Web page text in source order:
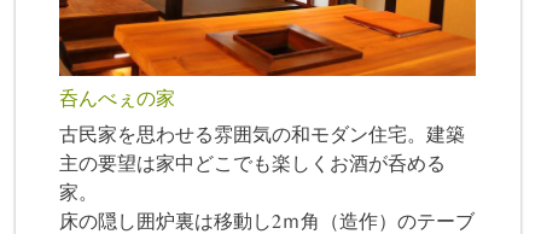
呑んべぇの家
古民家を思わせる雰囲気の和モダン住宅。建築
主の要望は家中どこでも楽しくお酒が呑める
家。
床の隠し囲炉裏は移動し2ｍ角（造作）のテーブ